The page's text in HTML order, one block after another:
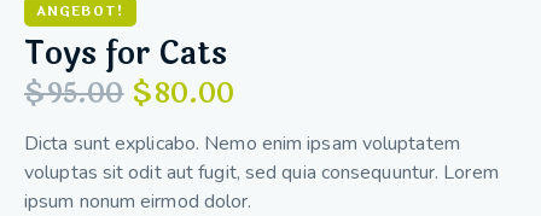
ANGEBOT!
Toys for Cats
$95.00 $80.00
Dicta sunt explicabo. Nemo enim ipsam voluptatem
voluptas sit odit aut fugit, sed quia consequuntur. Lorem
ipsum nonum eirmod dolor.